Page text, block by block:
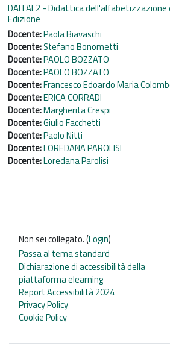
DAITAL2 - Didattica dell'alfabetizzazione
Edizione
Docente:Paola Biavaschi
Docente:Stefano Bonometti
Docente:PAOLO BOZZATO
Docente:PAOLO BOZZATO
Docente:Francesco Edoardo Maria
Docente:ERICA CORRADI
Docente:Margherita Crespi
Docente:Giulio Facchetti
Docente:Paolo Nitti
Docente:LOREDANA PAROLISI
Docente:Loredana Parolisi
Non sei collegato. (Login)
Passa al tema standard
Dichiarazione di accessibilità della
piattaforma elearning
Report Accessibilità 2024
Privacy Policy
Cookie Policy